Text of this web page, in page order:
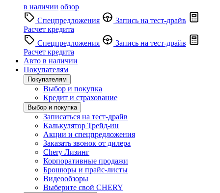
в наличии обзор
Спецпредложения
Запись на тест-драйв
Расчет кредита
Спецпредложения
Запись на тест-драйв
Расчет кредита
Авто в наличии
Покупателям
Покупателям
Выбор и покупка
Кредит и страхование
Выбор и покупка
Записаться на тест-драйв
Калькулятор Трейд-ин
Акции и спецпредложения
Заказать звонок от дилера
Chery Лизинг
Корпоративные продажи
Брошюры и прайс-листы
Видеообзоры
Выберите свой CHERY